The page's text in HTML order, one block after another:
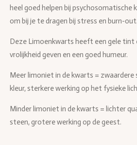
heel goed helpen bij psychosomatische
om bij je te dragen bij stress en burn-out.
Deze Limoenkwarts heeft een gele tint
vrolijkheid geven en een goed humeur.
Meer limoniet in de kwarts = zwaardere
kleur, sterkere werking op het fysieke
Minder limoniet in de kwarts = lichter
steen, grotere werking op de geest.